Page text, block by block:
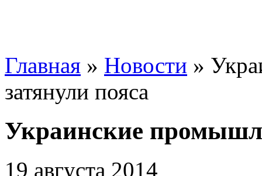
Главная » Новости »
затянули пояса
Украинские
19 августа 2014